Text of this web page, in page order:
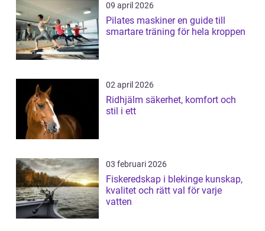
09 april 2026
Pilates maskiner en guide till
smartare träning för hela kroppen
02 april 2026
Ridhjälm säkerhet, komfort och
stil i ett
03 februari 2026
Fiskeredskap i blekinge kunskap,
kvalitet och rätt val för varje
vatten